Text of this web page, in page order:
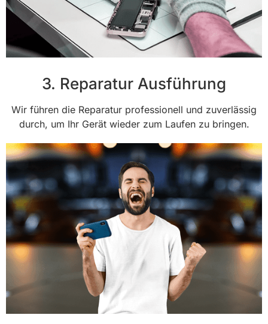
3. Reparatur Ausführung
Wir führen die Reparatur professionell und zuverlässig
durch, um Ihr Gerät wieder zum Laufen zu bringen.